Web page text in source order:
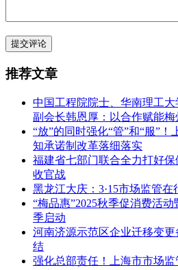
提交评论
推荐文章
中国工程院院士、华南理工
副会长韩恩厚：以合作赋能
“放”的同时强化“管”和“服”
知承诺制改革落细落实
福建省七部门联合全力打好
收官战
黑龙江大庆：3·15市场监管
“梅品惠”2025秋季促消费活
季启动
河南济源示范区企业迁移变
结
强化总部责任！上海市市场